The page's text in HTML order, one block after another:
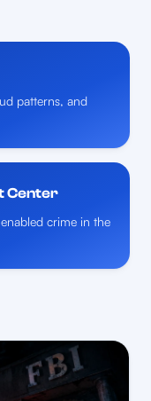
patterns, and
Center
crime in the